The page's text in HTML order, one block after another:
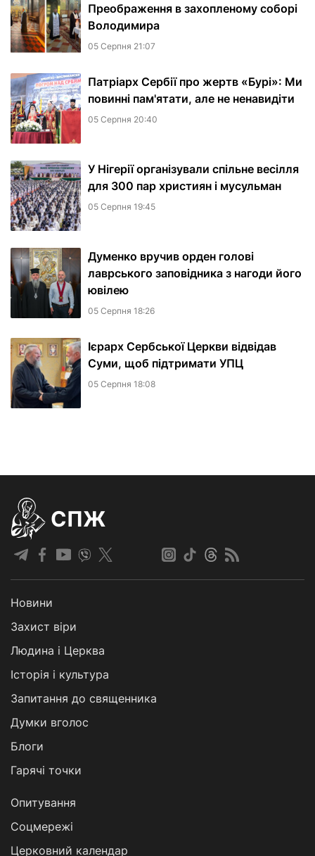
Преображення в захопленому соборі
Володимира
05 Серпня 21:07
Патріарх Сербії про жертв «Бурі»: Ми
повинні пам'ятати, але не ненавидіти
05 Серпня 20:40
У Нігерії організували спільне весілля
для 300 пар християн і мусульман
05 Серпня 19:45
Думенко вручив орден голові
лаврського заповідника з нагоди його
ювілею
05 Серпня 18:26
Ієрарх Сербської Церкви відвідав
Суми, щоб підтримати УПЦ
05 Серпня 18:08
СПЖ
Новини
Захист віри
Людина і Церква
Історія і культура
Запитання до священника
Думки вголос
Блоги
Гарячі точки
Опитування
Соцмережі
Церковний календар